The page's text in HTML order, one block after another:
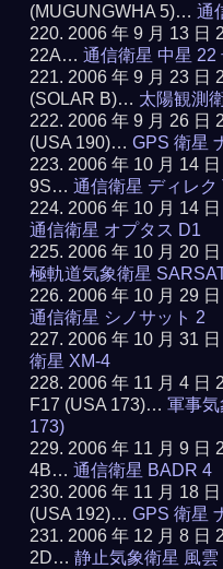
(MUGUNGWHA 5)…通
2006 年 9 月 13 日
22A…通信衛星 中星 22
2006 年 9 月 23 日
(SOLAR B)… 太陽観測
2006 年 9 月 26 日
(USA 190)…GPS 衛星
2006 年 10 月 14
9S…通信衛星 ディレク
2006 年 10 月 14
通信衛星 オプタス D1
2006 年 10 月 20
極軌道気象衛星
2006 年 10 月 29
通信衛星 シノサット 2
2006 年 10 月 31
衛星 XM-4
2006 年 11 月 4 日
F17 (USA 173)…軍事
173)
2006 年 11 月 9 日
4B…通信衛星 BADR 4
2006 年 11 月 18
(USA 192)…GPS 衛星
2006 年 12 月 8 日
2D…静止気象衛星 風雲